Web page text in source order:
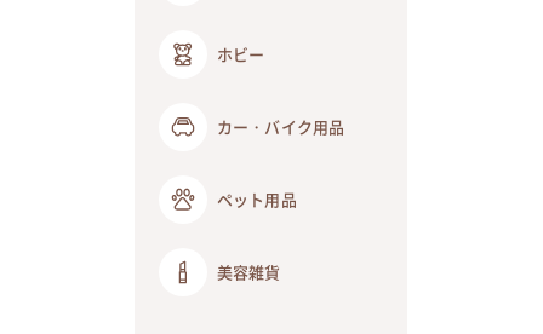
ホビー
カー・バイク用品
ペット用品
美容雑貨